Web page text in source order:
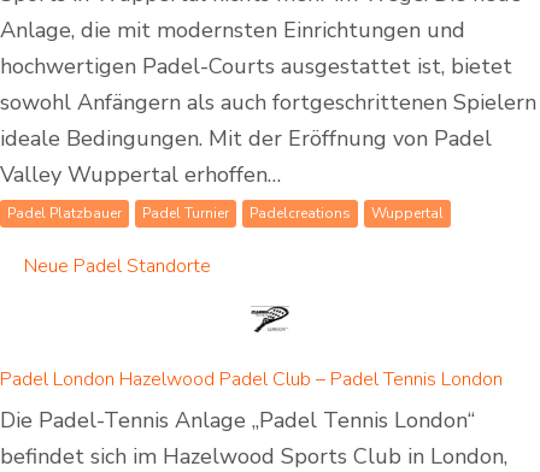
Anlage, die mit modernsten Einrichtungen und
hochwertigen Padel-Courts ausgestattet ist, bietet
sowohl Anfängern als auch fortgeschrittenen Spielern
ideale Bedingungen. Mit der Eröffnung von Padel
Valley Wuppertal erhoffen…
Padel Platzbauer Padel Turnier Padelcreations Wuppertal
Neue Padel Standorte
Padel London Hazelwood Padel Club – Padel Tennis London
Die Padel-Tennis Anlage „Padel Tennis London“
befindet sich im Hazelwood Sports Club in London,